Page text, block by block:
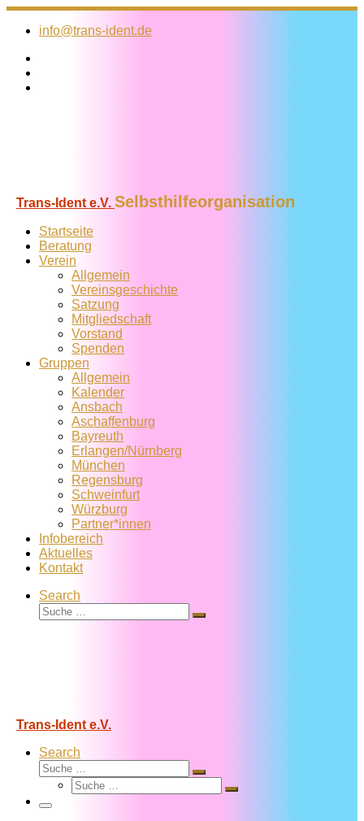
Zum
Inhalt
info@trans-ident.de
Trans-Ident e.V. Selbsthilfeorganisation
Startseite
Beratung
Verein
Allgemein
Vereins­geschichte
Satzung
Mitglied­schaft
Vorstand
Spenden
Gruppen
Allgemein
Kalender
Ansbach
Aschaffenburg
Bayreuth
Erlangen/Nürnberg
München
Regensburg
Schweinfurt
Würzburg
Partner*innen
Infobereich
Aktuelles
Kontakt
Search
Suche
Suche
Trans-Ident e.V.
Search
Suche
Suche
Suche
Suche
Menü